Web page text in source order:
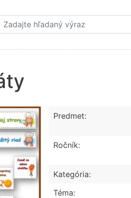
Predmet:
Ročník:
Kategória:
Téma: